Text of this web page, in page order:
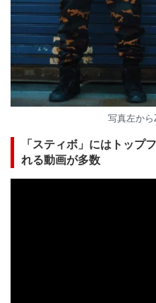
写真左か
「スティボ」にはトップ
れる動画が多数